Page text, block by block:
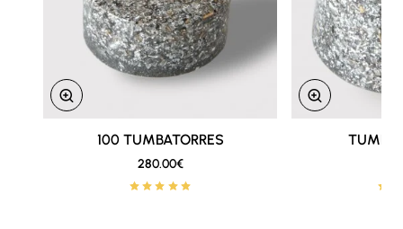
🔥 Lo mas vendido
100 TUMBATORRES
280.00€